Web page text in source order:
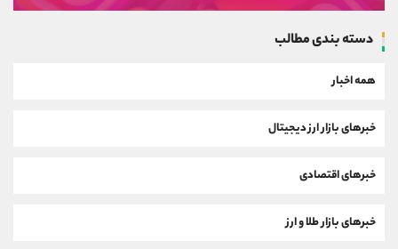
دسته بندی مطالب
همه اخبار
خبرهای بازار ارز دیجیتال
خبرهای اقتصادی
خبرهای بازار طلا و ارز